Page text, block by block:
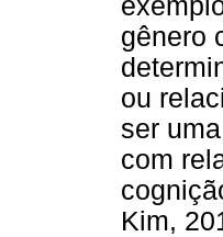
gênero
ou
ser
com
Kim,